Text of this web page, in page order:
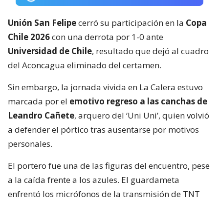
Unión San Felipecerró su participación en la Copa
Chile 2026con una derrota por 1-0 ante
Universidad de Chile, resultado que dejó al cuadro
del Aconcagua eliminado del certamen.
Sin embargo, la jornada vivida en La Calera estuvo
marcada por el emotivo regreso a las canchas de
Leandro Cañete, arquero del ‘Uni Uni’, quien volvió
a defender el pórtico tras ausentarse por motivos
personales.
El portero fue una de las figuras del encuentro, pese
a la caída frente a los azules. El guardameta
enfrentó los micrófonos de la transmisión de TNT